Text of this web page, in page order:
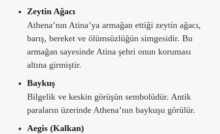
Zeytin Ağacı
Athena’nın Atina’ya armağan ettiği zeytin ağacı,
barış, bereket ve ölümsüzlüğün simgesidir. Bu
armağan sayesinde Atina şehri onun koruması
altına girmiştir.
Baykuş
Bilgelik ve keskin görüşün sembolüdür. Antik
paraların üzerinde Athena’nın baykuşu görülür.
Aegis (Kalkan)